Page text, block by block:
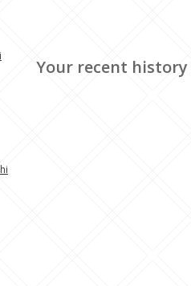
Your recent history